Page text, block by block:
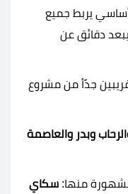
يربط جميع
دقائق عن
جدًأ من مشروع
وبدر والعاصمة
منها: سكاي